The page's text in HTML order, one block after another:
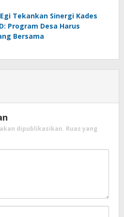
Tekankan Sinergi Kades
Program Desa Harus
Bersama
dipublikasikan. Ruas yang